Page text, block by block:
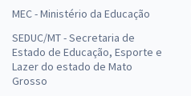
MEC - Ministério da Educação
SEDUC/MT - Secretaria de
Estado de Educação, Esporte e
Lazer do estado de Mato
Grosso